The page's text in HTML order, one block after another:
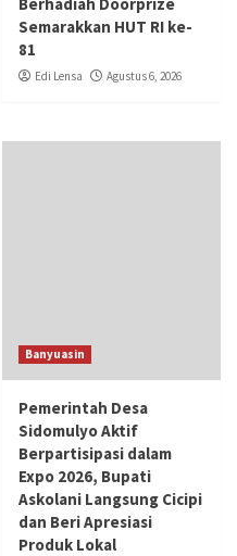
Semarakkan HUT RI ke-
81
Edi Lensa Agustus 6, 2026
Banyuasin
Pemerintah Desa
Sidomulyo Aktif
Berpartisipasi dalam
Expo 2026, Bupati
Askolani Langsung Cicipi
dan Beri Apresiasi
Produk Lokal